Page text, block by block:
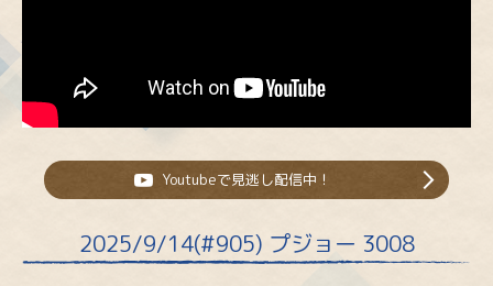
Youtubeで見逃し配信中！
2025/9/14(#905) プジョー 3008